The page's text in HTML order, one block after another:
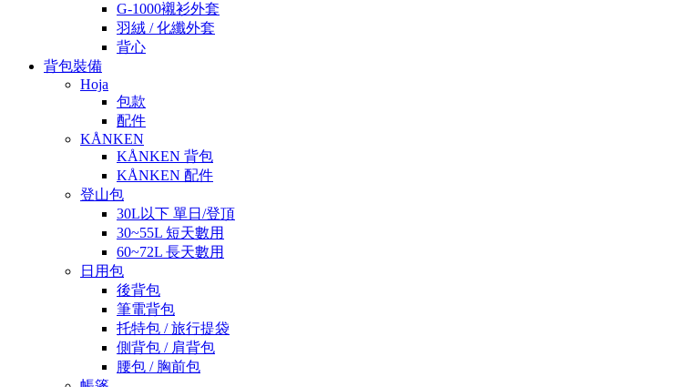
G-1000襯衫外套
羽絨 / 化纖外套
背心
背包裝備
Hoja
包款
配件
KÅNKEN
KÅNKEN 背包
KÅNKEN 配件
登山包
30L以下 單日/登頂
30~55L 短天數用
60~72L 長天數用
日用包
後背包
筆電背包
托特包 / 旅行提袋
側背包 / 肩背包
腰包 / 胸前包